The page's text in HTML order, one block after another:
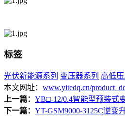
标签
光伏新能源系列 变压器系列 高低
本文网址： www.yitedq.cn/
上一篇： YB□-12/0.4智能型预装式
下一篇： YT-GSM9000-3125C逆变